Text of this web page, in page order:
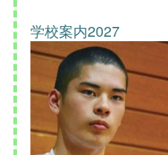
学校案内2027